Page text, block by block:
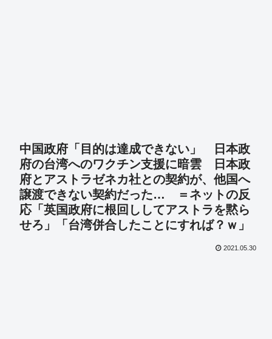
中国政府「目的は達成できない」 日本政
府の台湾へのワクチン支援に暗雲 日本政
府とアストラゼネカ社との契約が、他国へ
譲渡できない契約だった… ＝ネットの反
応「英国政府に根回ししてアストラを黙ら
せろ」「台湾併合したことにすれば？ｗ」
2021.05.30